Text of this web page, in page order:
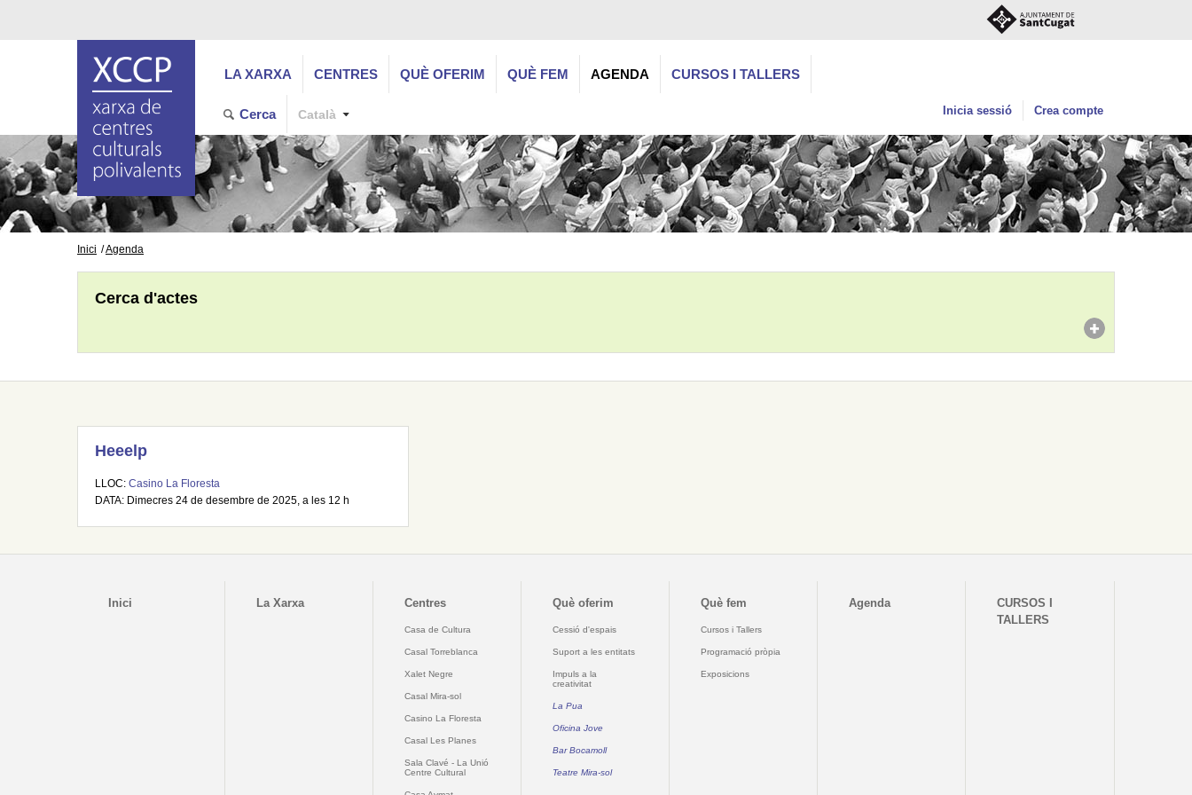
LA XARXA CENTRES QUÈ OFERIM QUÈ FEM AGENDA CURSOS I TALLERS
Cerca Català Inicia sessió Crea compte
Inici Agenda
Cerca d'actes
Heeelp
LLOC: Casino La Floresta
DATA: Dimecres 24 de desembre de 2025, a les 12 h
Inici La Xarxa Centres
Casa de Cultura
Casal Torreblanca
Xalet Negre
Casal Mira-sol
Casino La Floresta
Casal Les Planes
Sala Clavé - La Unió
Centre Cultural
Què oferim
Cessió d'espais
Suport a les entitats
Impuls a la
creativitat
La Pua
Oficina Jove
Bar Bocamoll
Teatre Mira-sol
Què fem
Cursos i Tallers
Programació pròpia
Exposicions
Agenda
CURSOS I
TALLERS